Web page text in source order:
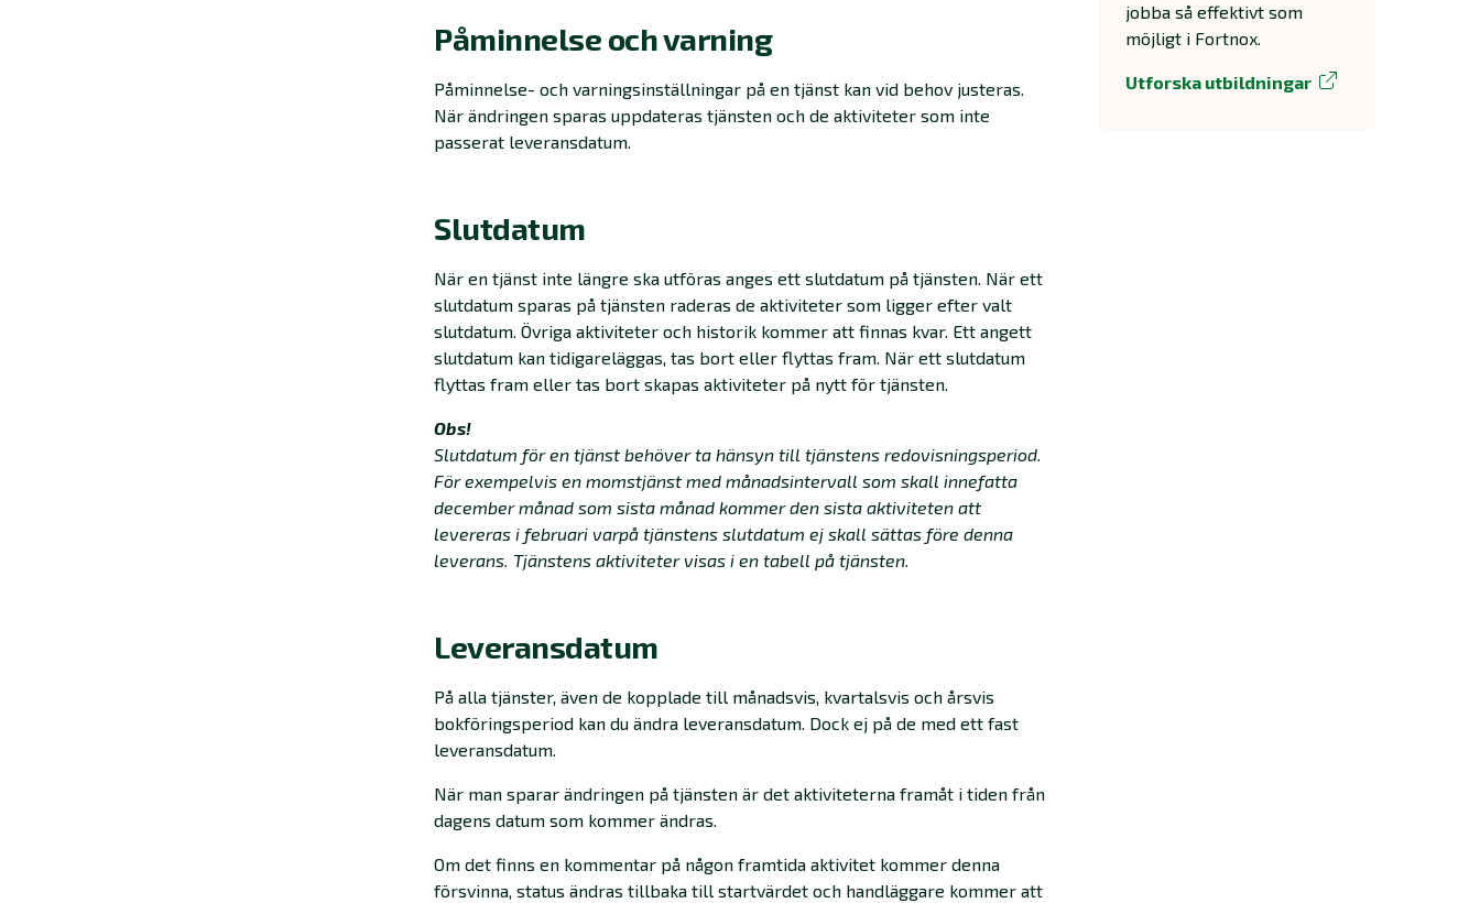
Påminnelse och varning
Påminnelse- och varningsinställningar på en tjänst kan vid behov justeras.
När ändringen sparas uppdateras tjänsten och de aktiviteter som inte
passerat leveransdatum.
Slutdatum
När en tjänst inte längre ska utföras anges ett slutdatum på tjänsten. När ett
slutdatum sparas på tjänsten raderas de aktiviteter som ligger efter valt
slutdatum. Övriga aktiviteter och historik kommer att finnas kvar. Ett angett
slutdatum kan tidigareläggas, tas bort eller flyttas fram. När ett slutdatum
flyttas fram eller tas bort skapas aktiviteter på nytt för tjänsten.
Obs!
Slutdatum för en tjänst behöver ta hänsyn till tjänstens redovisningsperiod.
För exempelvis en momstjänst med månadsintervall som skall innefatta
december månad som sista månad kommer den sista aktiviteten att
levereras i februari varpå tjänstens slutdatum ej skall sättas före denna
leverans. Tjänstens aktiviteter visas i en tabell på tjänsten.
Leveransdatum
På alla tjänster, även de kopplade till månadsvis, kvartalsvis och årsvis
bokföringsperiod kan du ändra leveransdatum. Dock ej på de med ett fast
leveransdatum.
När man sparar ändringen på tjänsten är det aktiviteterna framåt i tiden från
dagens datum som kommer ändras.
Om det finns en kommentar på någon framtida aktivitet kommer denna
försvinna, status ändras tillbaka till startvärdet och handläggare kommer att
jobba så effektivt som
möjligt i Fortnox.
Utforska utbildningar